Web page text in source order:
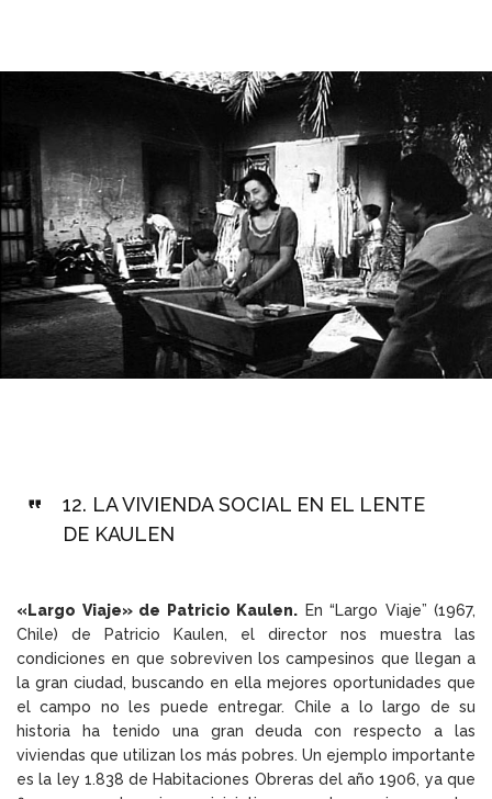
12. LA VIVIENDA SOCIAL EN EL LENTE
DE KAULEN
«Largo Viaje» de Patricio Kaulen. En “Largo Viaje” (1967,
Chile) de Patricio Kaulen, el director nos muestra las
condiciones en que sobreviven los campesinos que llegan a
la gran ciudad, buscando en ella mejores oportunidades que
el campo no les puede entregar. Chile a lo largo de su
historia ha tenido una gran deuda con respecto a las
viviendas que utilizan los más pobres. Un ejemplo importante
es la ley 1.838 de Habitaciones Obreras del año 1906, ya que